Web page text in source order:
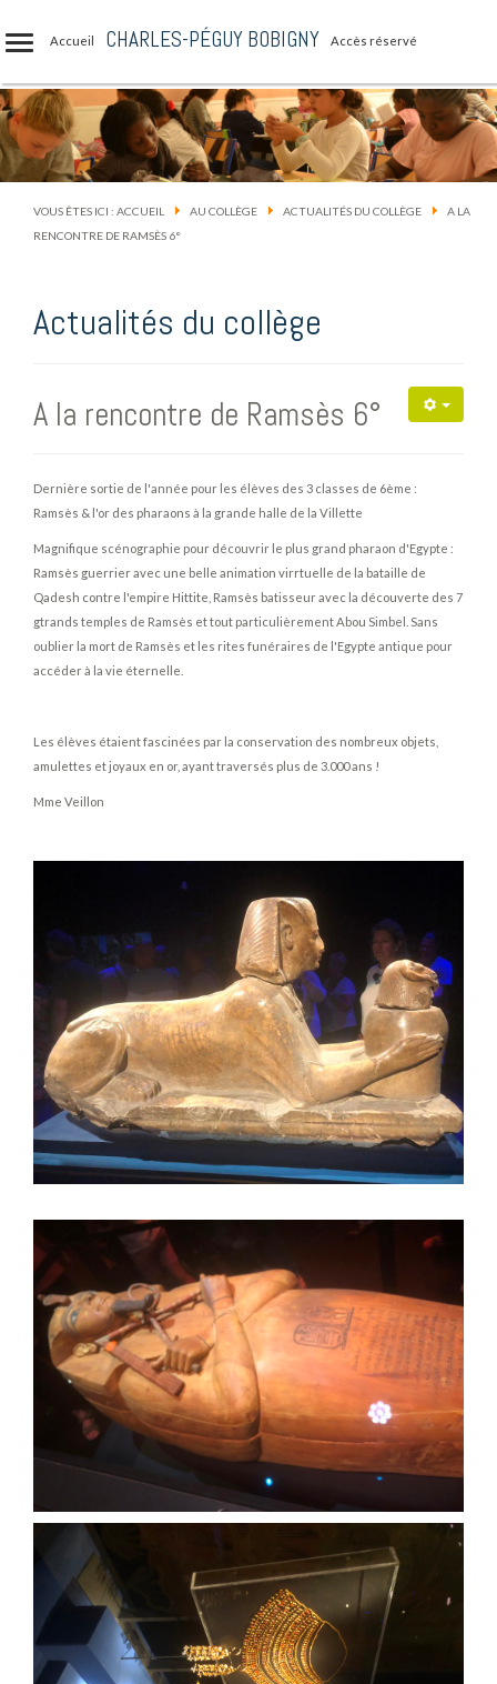
Accueil CHARLES-PÉGUY BOBIGNY Accès réservé
VOUS ÊTES ICI : ACCUEIL AU COLLÈGE ACTUALITÉS DU COLLÈGE
A LA
RENCONTRE DE RAMSÈS 6°
Actualités du collège
A la rencontre de Ramsès 6°
Dernière sortie de l'année pour les élèves des 3 classes de 6ème :
Ramsès & l'or des pharaons à la grande halle de la Villette
Magnifique scénographie pour découvrir le plus grand pharaon d'Egypte :
Ramsès guerrier avec une belle animation virrtuelle de la bataille de
Qadesh contre l'empire Hittite, Ramsès batisseur avec la découverte des 7
gtrands temples de Ramsès et tout particulièrement Abou Simbel. Sans
oublier la mort de Ramsès et les rites funéraires de l'Egypte antique pour
accéder à la vie éternelle.
Les élèves étaient fascinées par la conservation des nombreux objets,
amulettes et joyaux en or, ayant traversés plus de 3.000 ans !
Mme Veillon